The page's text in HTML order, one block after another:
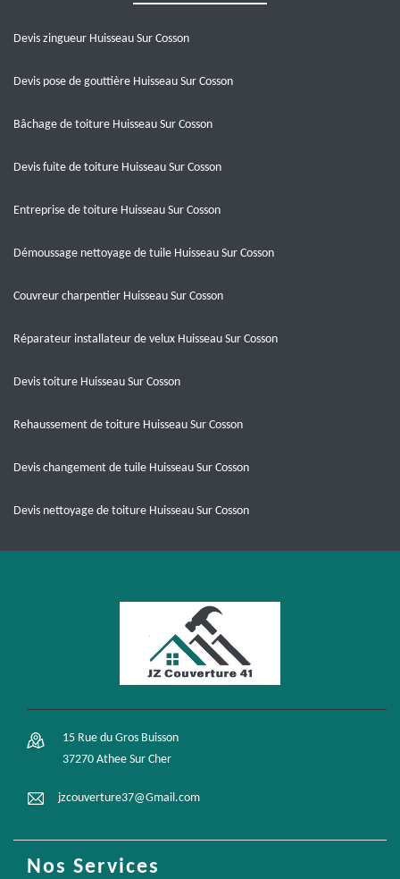
Devis zingueur Huisseau Sur Cosson
Devis pose de gouttière Huisseau Sur Cosson
Bâchage de toiture Huisseau Sur Cosson
Devis fuite de toiture Huisseau Sur Cosson
Entreprise de toiture Huisseau Sur Cosson
Démoussage nettoyage de tuile Huisseau Sur Cosson
Couvreur charpentier Huisseau Sur Cosson
Réparateur installateur de velux Huisseau Sur Cosson
Devis toiture Huisseau Sur Cosson
Rehaussement de toiture Huisseau Sur Cosson
Devis changement de tuile Huisseau Sur Cosson
Devis nettoyage de toiture Huisseau Sur Cosson
15 Rue du Gros Buisson
37270 Athee Sur Cher
jzcouverture37@Gmail.com
Nos Services